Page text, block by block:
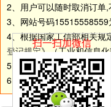
2、用户可以随时取消订单,
3、网站号码15515558559
4、根据国家工信部相关规
登记规定》（工业和信息化
5.由于网站和线下店面同
6.如个别号码标价和客服
扫一扫加微信